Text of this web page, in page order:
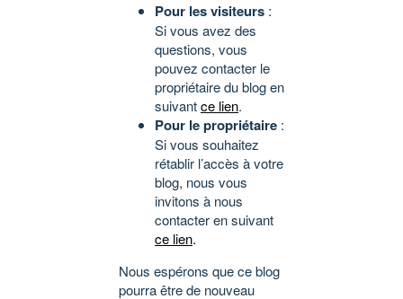
Pour les visiteurs :
Si vous avez des
questions, vous
pouvez contacter le
propriétaire du blog en
suivantce lien.
Pour le propriétaire :
Si vous souhaitez
rétablir l’accès à votre
blog, nous vous
invitons à nous
contacter en suivant
ce lien.
Nous espérons que ce blog
pourra être de nouveau